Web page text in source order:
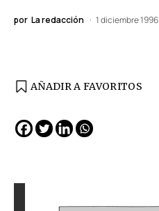
por La redacción 1 diciembre 1996
AÑADIR A FAVORITOS